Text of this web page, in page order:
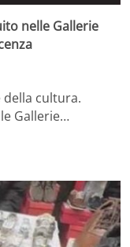
nelle Gallerie
cultura.
Gallerie…